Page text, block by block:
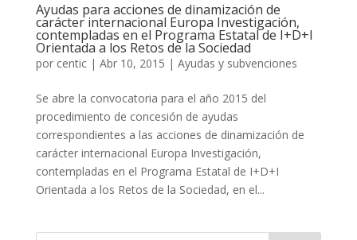
Ayudas para acciones de dinamización de
carácter internacional Europa Investigación,
contempladas en el Programa Estatal de I+D+I
Orientada a los Retos de la Sociedad
por centic| Abr 10, 2015 | Ayudas y subvenciones
Se abre la convocatoria para el año 2015 del
procedimiento de concesión de ayudas
correspondientes a las acciones de dinamización de
carácter internacional Europa Investigación,
contempladas en el Programa Estatal de I+D+I
Orientada a los Retos de la Sociedad, en el...